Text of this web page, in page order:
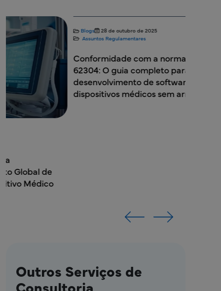
Conformidade com a norma IEC
62304: O guia completo para o
desenvolvimento de software para
Como a
a entrada no
lançamento
Outros Serviços de
Consultoria